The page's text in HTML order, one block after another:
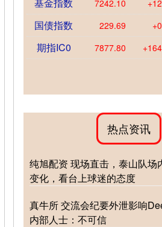
7242.10
国债指数 229.69
期指IC0 7877.80
热点资讯
纯旭配资 现场直击，泰山队场
变化，看台上球迷的态度
真牛所 交流会纪要外泄影响
内部人士：不可信